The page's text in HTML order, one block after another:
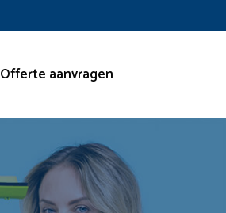
Offerte aanvragen